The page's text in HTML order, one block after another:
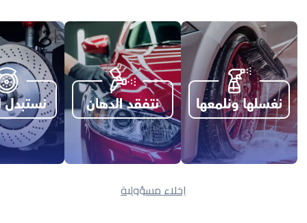
إخلاء مسؤولية